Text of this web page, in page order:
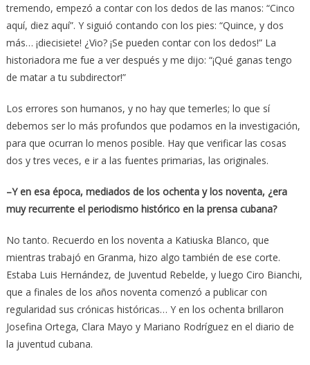
tremendo, empezó a contar con los dedos de las manos: “Cinco
aquí, diez aquí”. Y siguió contando con los pies: “Quince, y dos
más… ¡diecisiete! ¿Vio? ¡Se pueden contar con los dedos!” La
historiadora me fue a ver después y me dijo: “¡Qué ganas tengo
de matar a tu subdirector!”
Los errores son humanos, y no hay que temerles; lo que sí
debemos ser lo más profundos que podamos en la investigación,
para que ocurran lo menos posible. Hay que verificar las cosas
dos y tres veces, e ir a las fuentes primarias, las originales.
–Y en esa época, mediados de los ochenta y los noventa, ¿era
muy recurrente el periodismo histórico en la prensa cubana?
No tanto. Recuerdo en los noventa a Katiuska Blanco, que
mientras trabajó en Granma, hizo algo también de ese corte.
Estaba Luis Hernández, de Juventud Rebelde, y luego Ciro Bianchi,
que a finales de los años noventa comenzó a publicar con
regularidad sus crónicas históricas… Y en los ochenta brillaron
Josefina Ortega, Clara Mayo y Mariano Rodríguez en el diario de
la juventud cubana.